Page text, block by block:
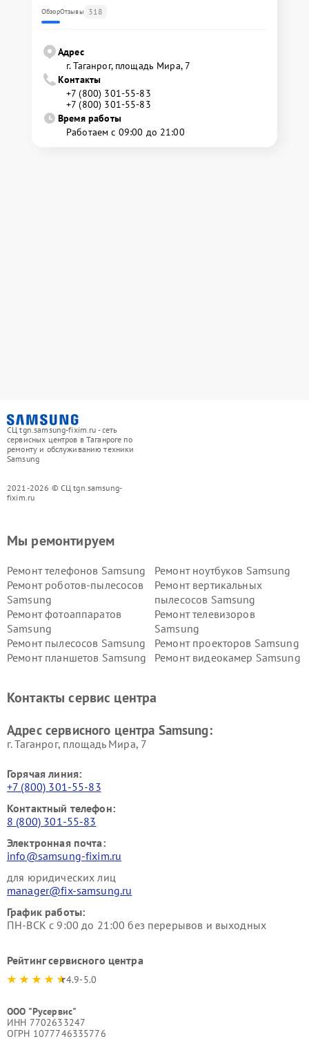
ОбзорОтзывы 318
Адрес
г. Таганрог, площадь Мира, 7
Контакты
+7 (800) 301-55-83
+7 (800) 301-55-83
Время работы
Работаем с 09:00 до 21:00
СЦ tgn.samsung-fixim.ru - сеть
сервисных центров в Таганроге по
ремонту и обслуживанию техники
Samsung
2021-2026 © СЦ tgn.samsung-
fixim.ru
Мы ремонтируем
Ремонт телефонов Samsung
Ремонт ноутбуков Samsung
Ремонт роботов-пылесосов
Samsung
Ремонт вертикальных
пылесосов Samsung
Ремонт фотоаппаратов
Samsung
Ремонт телевизоров
Samsung
Ремонт пылесосов Samsung
Ремонт проекторов Samsung
Ремонт планшетов Samsung
Ремонт видеокамер Samsung
Контакты сервис центра
Адрес сервисного центра Samsung:
г. Таганрог, площадь Мира, 7
Горячая линия:
+7 (800) 301-55-83
Контактный телефон:
8 (800) 301-55-83
Электронная почта:
info@samsung-fixim.ru
для юридических лиц
manager@fix-samsung.ru
График работы:
ПН-ВСК с 9:00 до 21:00 без перерывов и выходных
Рейтинг сервисного центра
4.9-5.0
ООО "Русервис"
ИНН 7702633247
ОГРН 1077746335776